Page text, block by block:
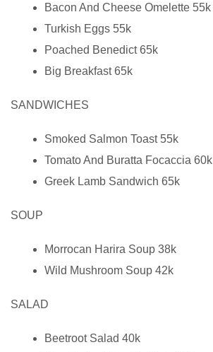
Bacon And Cheese Omelette 55k
Turkish Eggs 55k
Poached Benedict 65k
Big Breakfast 65k
SANDWICHES
Smoked Salmon Toast 55k
Tomato And Buratta Focaccia 60k
Greek Lamb Sandwich 65k
SOUP
Morrocan Harira Soup 38k
Wild Mushroom Soup 42k
SALAD
Beetroot Salad 40k